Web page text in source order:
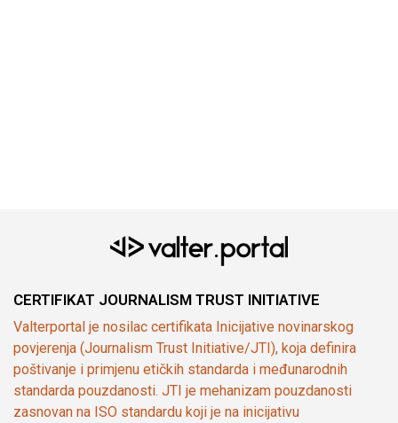
CERTIFIKAT JOURNALISM TRUST INITIATIVE
Valterportal je nosilac certifikata Inicijative novinarskog
povjerenja (Journalism Trust Initiative/JTI), koja definira
poštivanje i primjenu etičkih standarda i međunarodnih
standarda pouzdanosti. JTI je mehanizam pouzdanosti
zasnovan na ISO standardu koji je na inicijativu